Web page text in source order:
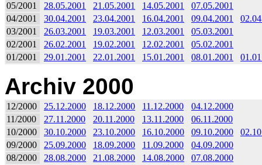
05/2001
28.05.2001 21.05.2001 14.05.2001
07.05.2001
04/2001
30.04.2001 23.04.2001 16.04.2001 09.04.2001
03/2001
26.03.2001 19.03.2001 12.03.2001
05.03.2001
02/2001
26.02.2001 19.02.2001 12.02.2001
05.02.2001
01/2001
29.01.2001 22.01.2001 15.01.2001 08.01.2001
Archiv 2000
12/2000 25.12.2000 18.12.2000 11.12.2000
04.12.2000
11/2000
27.11.2000 20.11.2000 13.11.2000
06.11.2000
10/2000
30.10.2000 23.10.2000 16.10.2000 09.10.2000
09/2000
25.09.2000 18.09.2000 11.09.2000
04.09.2000
08/2000
28.08.2000 21.08.2000 14.08.2000 07.08.2000